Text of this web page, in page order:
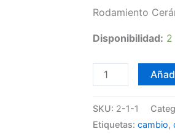
Rodamiento
Disponibilidad: 2
SKU: 2-1-1
Etiquetas: cambio,